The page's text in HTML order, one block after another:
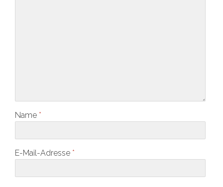
Name *
E-Mail-Adresse *